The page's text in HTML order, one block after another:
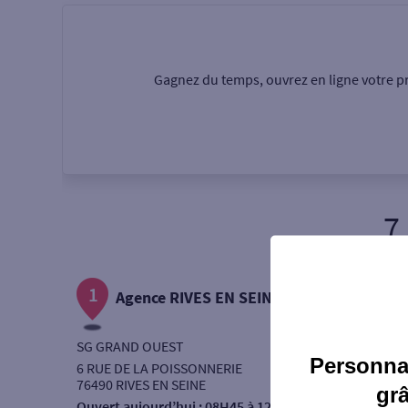
Autour de moi
Gagnez du temps, ouvrez en ligne votre
7
1 Agence RIVES EN SEINE
SG GRAND OUEST
6 RUE DE LA POISSONNERIE
76490 RIVES EN SEINE